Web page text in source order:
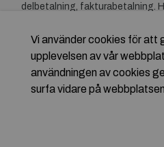
delbetalning, fakturabetalning.
dig till oss. För frågor kring
Vi använder cookies för att
upplevelsen av vår
användningen av cookies
surfa vidare på